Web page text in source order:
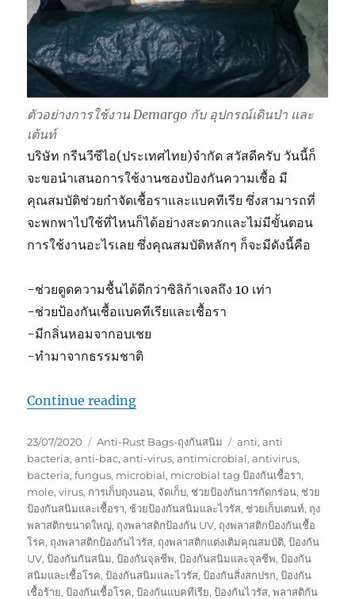
ตัวอย่างการใช้งาน Demargo กับ อุปกรณ์เดินป่า และ
เต้นท์
บริษัท กรีนวีซีไอ(ประเทศไทย)จำกัด สวัสดีครับ วันนี้ก็
จะขอนำเสนอการใช้งานซองป้องกันความเชื้อ มี
คุณสมบัติช่วยกำจัดเชื้อราและแบคทีเรีย ซึ่งสามารถที่
จะพกพาไปใช้ที่ไหนก็ได้อย่างสะดวกและไม่มีขั้นตอน
การใช้งานอะไรเลย ซึ่งคุณสมบัติหลักๆ ก็จะมีดังนี้คือ
-ช่วยดูดความชื้นได้ดีกว่าซิลิก้าเจลถึง 10 เท่า
-ช่วยป้องกันเชื้อแบคทีเรียและเชื้อรา
-มีกลิ่นหอมจากอบเชย
-ทำมาจากธรรมชาติ
Continue reading“เก็บเต้นท์และอุปกรณ์เดินป่า ให้ปลอดภั
Posted
on
23/07/2020 Categories
Anti-Rust Bags-ถุงกันสนิม Tags
anti,anti
bacteria,anti-bac,anti-virus,antimicrobial,antivirus,
bacteria,fungus, microbial, microbial tag ป้องกันเชื้อรา,
mole,virus, การเก็บถุงนอน, จัดเก็บ, ช่วยป้องกันการกัดกร่อน, ช่วย
ป้องกันสนิมและเชื้อรา, ช้วยป้องกันสนิมและไวรัส, ช่วยเก็บเตนท์, ถุง
พลาสติกขนาดใหญ่, ถุงพลาสติกป้องกัน UV, ถุงพลาสติกป้องกันเชื้อ
โรค, ถุงพลาสติกป้องกันไวรัส, ถุงพลาสติกแต่งเติมคุณสมบัติ,ป้องกัน
UV,ป้องกันกันสนิม,ป้องกันจุลชีพ,ป้องกันสนิมและจุลชีพ,ป้องกัน
สนิมและเชื้อโรค,ป้องกันสนิมและไวรัส,ป้องกันสิ่งสกปรก,ป้องกัน
เชื้อร้าย,ป้องกันเชื้อโรค,ป้องกันแบคทีเรีย,ป้องกันไวรัส,พลาสติกัน